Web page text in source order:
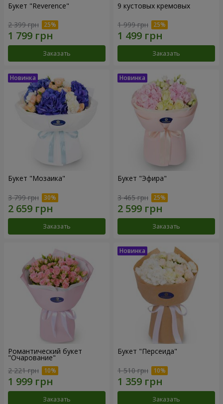
Букет "Reverence"
2 399 грн
Заказать
9 кустовых кремовых
1 999 грн
Заказать
Букет "Мозаика"
3 799 грн
Заказать
Букет "Эфира"
3 465 грн
Заказать
Романтический букет
"Очарование"
2 221 грн
Заказать
Букет "Персеида"
1 510 грн
Заказать